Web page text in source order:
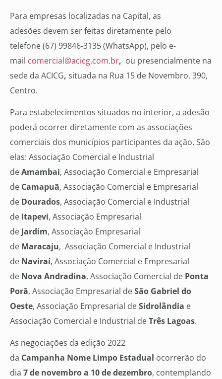
Para empresas localizadas na Capital, as
adesões devem ser feitas diretamente pelo
telefone (67) 99846-3135 (WhatsApp), pelo e-
mail comercial@acicg.com.br, ou presencialmente na
sede da ACICG, situada na Rua 15 de Novembro, 390,
Centro.
Para estabelecimentos situados no interior, a adesão
poderá ocorrer diretamente com as associações
comerciais dos municípios participantes da ação. São
elas: Associação Comercial e Industrial
deAmambai, Associação Comercial e Empresarial
de Camapuã, Associação Comercial e Empresarial
de Dourados, Associação Comercial e Industrial
de Itapevi, Associação Empresarial
de Jardim, Associação Empresarial
de Maracaju, Associação Comercial e Industrial
de Naviraí, Associação Comercial e Empresarial
de Nova Andradina, Associação Comercial de Ponta
Porã, Associação Empresarial deSão Gabriel do
Oeste, Associação Empresarial deSidrolândia e
Associação Comercial e Industrial deTrês Lagoas.
As negociações da edição 2022
da Campanha Nome Limpo Estadual ocorrerão do
dia 7 de novembro a 10 de dezembro, contemplando